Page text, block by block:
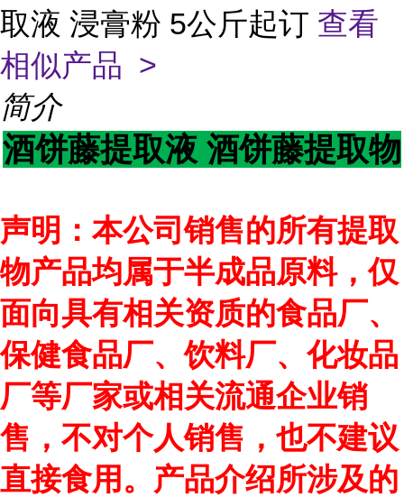
取液 浸膏粉 5公斤起订 查看
相似产品 >
简介
酒饼藤提取液 酒饼藤提取物
声明：本公司销售的所有提取
物产品均属于半成品原料，仅
面向具有相关资质的食品厂、
保健食品厂、饮料厂、化妆品
厂等厂家或相关流通企业销
售，不对个人销售，也不建议
直接食用。产品介绍所涉及的